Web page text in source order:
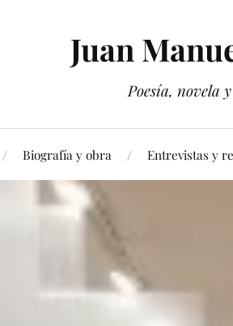
Juan
Poesía, novela
Biografía y obra Entrevistas y